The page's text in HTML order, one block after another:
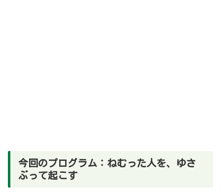
今回のプログラム：ねむった人を、ゆさ
ぶって起こす